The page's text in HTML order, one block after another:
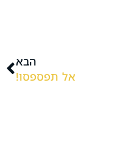
הבא
אל תפספסו!